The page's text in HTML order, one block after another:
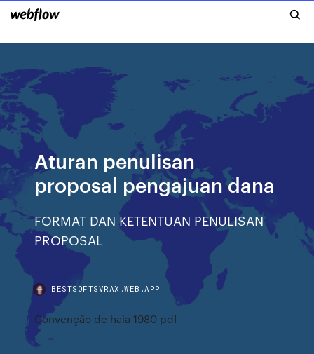
Aturan penulisan
proposal pengajuan dana
FORMAT DAN KETENTUAN PENULISAN
PROPOSAL
BESTSOFTSVRAX.WEB.APP
Convenção de haia 1980 pdf